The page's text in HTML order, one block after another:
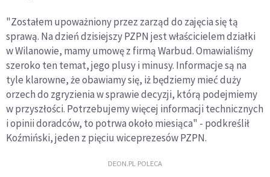
"Zostałem upoważniony przez zarząd do zajęcia się tą
sprawą. Na dzień dzisiejszy PZPN jest właścicielem działki
w Wilanowie, mamy umowę z firmą Warbud. Omawialiśmy
szeroko ten temat, jego plusy i minusy. Informacje są na
tyle klarowne, że obawiamy się, iż będziemy mieć duży
orzech do zgryzienia w sprawie decyzji, którą podejmiemy
w przyszłości. Potrzebujemy więcej informacji technicznych
i opinii doradców, to potrwa około miesiąca" - podkreślił
Koźmiński, jeden z pięciu wiceprezesów PZPN.
DEON.PL POLECA